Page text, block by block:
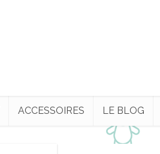
ACCESSOIRES LE BLOG